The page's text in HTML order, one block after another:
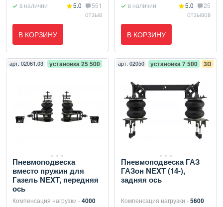
в наличии 5.0
551
отзыв
В КОРЗИНУ
в наличии 5.0
25
отзывов
В КОРЗИНУ
арт. 02061.03 установка 25 500
Пневмоподвеска
вместо пружин для
Газель NEXT, передняя
ось
Компенсация нагрузки -4000
арт. 02050 установка 7 500 3D
Пневмоподвеска ГАЗ
ГАЗон NEXT (14-),
задняя ось
Компенсация нагрузки -5600